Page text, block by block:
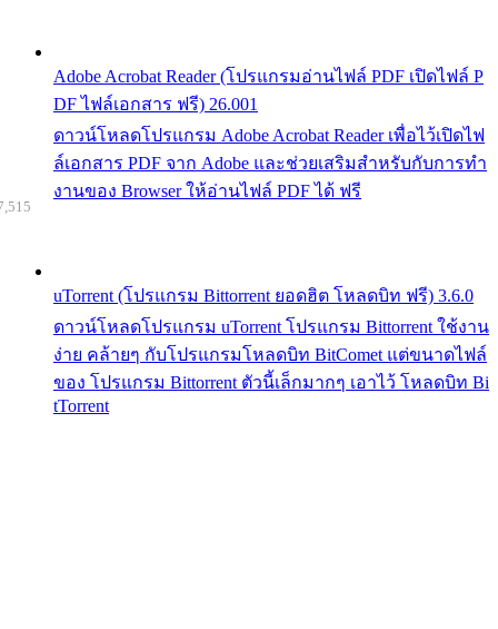
Adobe Acrobat Reader (โปรแกรมอ่านไฟล์ PDF เปิดไฟล์ P
DF ไฟล์เอกสาร ฟรี) 26.001
ดาวน์โหลดโปรแกรม Adobe Acrobat Reader เพื่อไว้เปิดไฟ
ล์เอกสาร PDF จาก Adobe และช่วยเสริมสำหรับกับการทำ
งานของ Browser ให้อ่านไฟล์ PDF ได้ ฟรี
uTorrent (โปรแกรม Bittorrent ยอดฮิต โหลดบิท ฟรี) 3.6.0
ดาวน์โหลดโปรแกรม uTorrent โปรแกรม Bittorrent ใช้งาน
ง่าย คล้ายๆ กับโปรแกรมโหลดบิท BitComet แต่ขนาดไฟล์
ของ โปรแกรม Bittorrent ตัวนี้เล็กมากๆ เอาไว้ โหลดบิท Bi
tTorrent